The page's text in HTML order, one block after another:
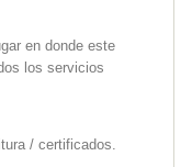
en donde este
los servicios
/ certificados.